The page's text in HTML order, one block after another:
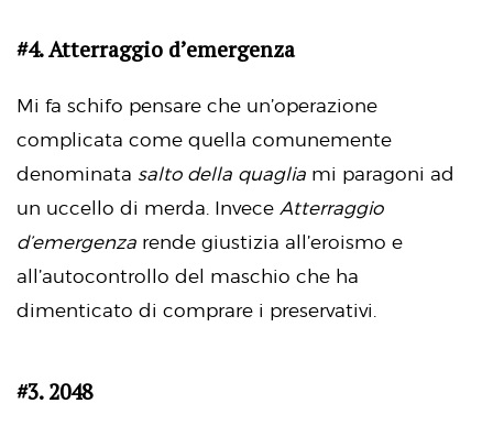
#4. Atterraggio d’emergenza
Mi fa schifo pensare che un’operazione
complicata come quella comunemente
denominata salto della quaglia mi paragoni ad
un uccello di merda. Invece Atterraggio
d’emergenza rende giustizia all’eroismo e
all’autocontrollo del maschio che ha
dimenticato di comprare i preservativi.
#3. 2048